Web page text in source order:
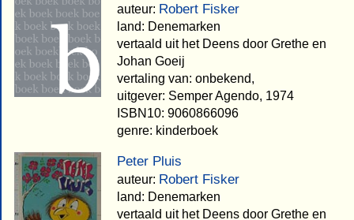
auteur: Robert Fisker
land: Denemarken
vertaald uit het Deens door Grethe en
Johan Goeij
vertaling van: onbekend,
uitgever: Semper Agendo, 1974
ISBN10: 9060866096
genre: kinderboek
Peter Pluis
auteur: Robert Fisker
land: Denemarken
vertaald uit het Deens door Grethe en